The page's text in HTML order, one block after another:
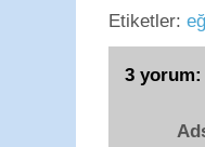
Etiketler:
3 yorum: